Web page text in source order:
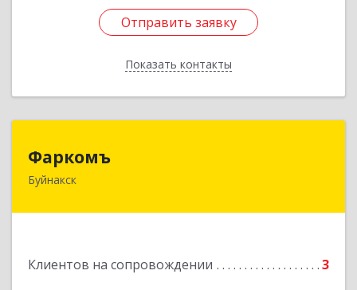
Отправить заявку
Показать контакты
Отправить заявку
Назад
Фаркомъ
Буйнакск
Клиентов на сопровождении 3